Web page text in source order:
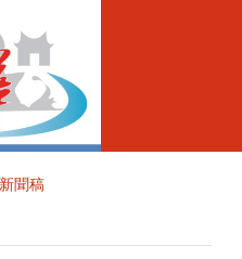
聞稿